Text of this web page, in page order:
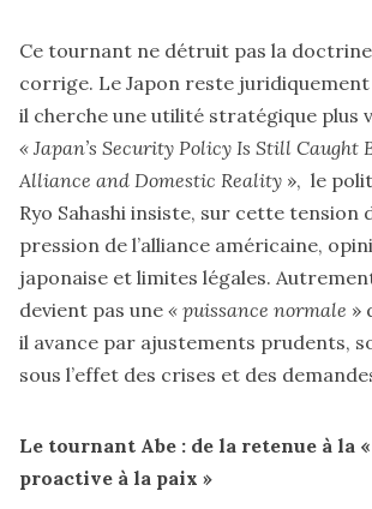
Ce tournant ne détruit pas la doctrine
corrige. Le Japon reste
il cherche une utilité stratégique plus
« Japan’s Security Policy Is Still Caught
Alliance and Domestic Reality », le
Ryo Sahashi insiste, sur cette tension
pression de l’alliance américaine,
japonaise et limites légales.
devient pas une « puissance normale »
il avance par ajustements prudents,
sous l’effet des crises et des
Le tournant Abe : de la retenue à la
proactive à la paix »